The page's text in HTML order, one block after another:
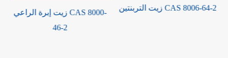
زيت إبرة الراعي CAS 8000-
46-2
زيت التربنتين CAS 8006-64-2